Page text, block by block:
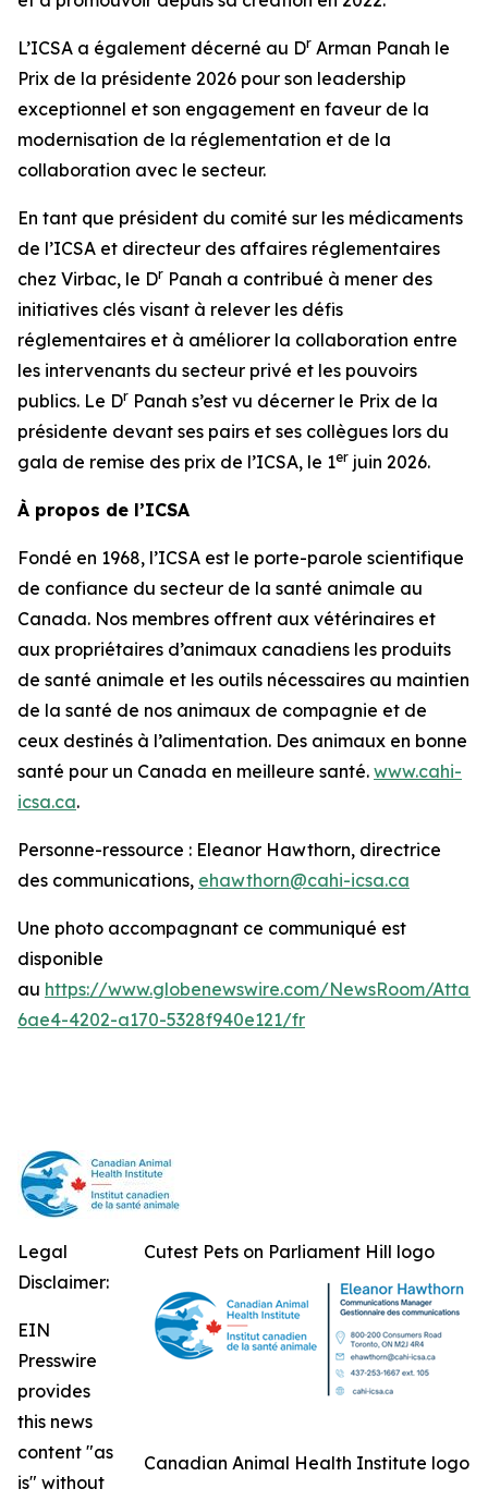
L’ICSA a également décerné au Dr Arman Panah le
Prix de la présidente 2026 pour son leadership
exceptionnel et son engagement en faveur de la
modernisation de la réglementation et de la
collaboration avec le secteur.
En tant que président du comité sur les médicaments
de l’ICSA et directeur des affaires réglementaires
chez Virbac, le Dr Panah a contribué à mener des
initiatives clés visant à relever les défis
réglementaires et à améliorer la collaboration entre
les intervenants du secteur privé et les pouvoirs
publics. Le Dr Panah s’est vu décerner le Prix de la
présidente devant ses pairs et ses collègues lors du
gala de remise des prix de l’ICSA, le 1er juin 2026.
À propos de l’ICSA
Fondé en 1968, l’ICSA est le porte-parole scientifique
de confiance du secteur de la santé animale au
Canada. Nos membres offrent aux vétérinaires et
aux propriétaires d’animaux canadiens les produits
de santé animale et les outils nécessaires au maintien
de la santé de nos animaux de compagnie et de
ceux destinés à l’alimentation. Des animaux en bonne
santé pour un Canada en meilleure santé. www.cahi-
icsa.ca.
Personne-ressource : Eleanor Hawthorn, directrice
des communications, ehawthorn@cahi-icsa.ca
Une photo accompagnant ce communiqué est
disponible
au https://www.globenewswire.com/NewsRoom/
6ae4-4202-a170-5328f940e121/fr
Cutest Pets on Parliament Hill logo
Canadian Animal Health Institute logo
Legal
Disclaimer:
EIN
Presswire
provides
this news
content "as
is" without